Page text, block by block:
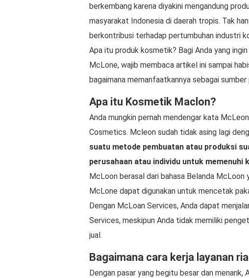
berkembang karena diyakini mengandung
masyarakat Indonesia di daerah tropis. Tak
berkontribusi terhadap pertumbuhan industri
Apa itu produk kosmetik? Bagi Anda yang
McLone, wajib membaca artikel ini sampai
bagaimana memanfaatkannya sebagai sumber
Apa itu Kosmetik Maclon?
Anda mungkin pernah mendengar kata
Cosmetics. Mcleon sudah tidak asing lagi
suatu metode pembuatan atau produksi
perusahaan atau individu untuk memenuhi
McLoon berasal dari bahasa Belanda
McLone dapat digunakan untuk mencetak
Dengan McLoan Services, Anda dapat
Services, meskipun Anda tidak memiliki
jual.
Bagaimana cara kerja layanan
Dengan pasar yang begitu besar dan menarik,